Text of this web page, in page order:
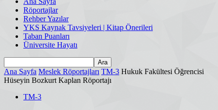
Röportajlar
Rehber Yazılar
YKS Kaynak Tavsiyeleri | Kitap Önerileri
Taban Puanları
Üniversite Hayatı
Ana Sayfa Meslek Röportajları TM-3 Hukuk Fakültesi Öğrencisi
Hüseyin Bozkurt Kaplan Röportajı
TM-3